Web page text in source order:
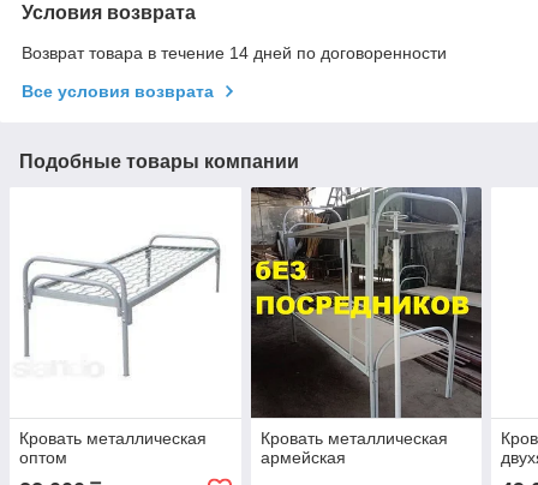
Условия возврата
Возврат товара в течение 14 дней по договоренности
Все условия возврата
Подобные товары компании
Кровать металлическая
оптом
Кровать металлическая
армейская